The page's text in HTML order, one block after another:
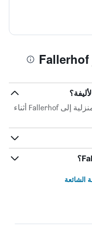
يُسمح للضيوف بإحضار حيوانات أليفة منزلية إلى Fallerhof أثناء
الشائعة